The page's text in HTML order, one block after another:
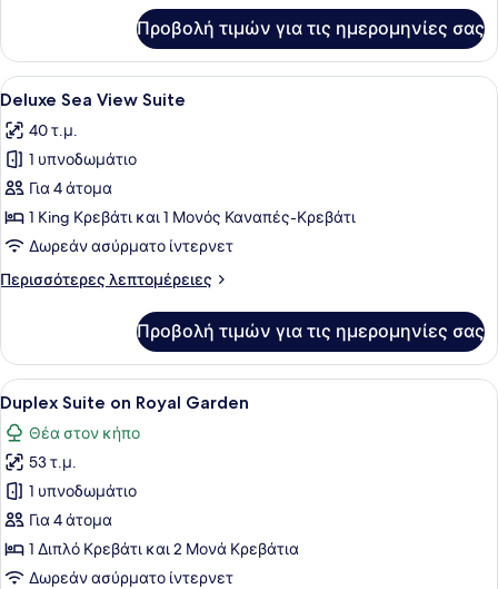
Villa
Suite
Private
Προβολή τιμών για τις ημερομηνίες σας
Προβολή
όλων
των
φωτογραφιών
για
Deluxe
Sea
Suite
Ένα δωμάτιο ξενοδοχείου με ένα
3
Deluxe Sea View Suite
40 τ.μ.
1 υπνοδωμάτιο
Για 4 άτομα
1 King Κρεβάτι και 1 Μονός Καναπές-Κρεβάτι
Δωρεάν ασύρματο ίντερνετ
Περισσότερες λεπτομέρειες
Περισσότερες
Sea
View
Suite
Προβολή τιμών για τις ημερομηνίες σας
Προβολή
όλων
των
φωτογραφιών
για
Duplex
Suite
on
Ένας προαύλιος χώρος με ένα
6
Duplex Suite on Royal Garden
Θέα στον κήπο
53 τ.μ.
1 υπνοδωμάτιο
Για 4 άτομα
1 Διπλό Κρεβάτι και 2 Μονά Κρεβάτια
Δωρεάν ασύρματο ίντερνετ